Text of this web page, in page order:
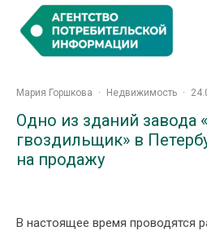
Мария Горшкова · Недвижимость ·
Одно из зданий завода
гвоздильщик» в
на продажу
В настоящее время проводятся